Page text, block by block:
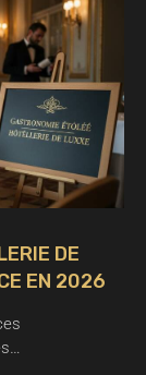
DE
EN 2026